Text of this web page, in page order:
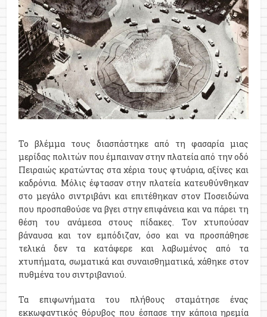
Το βλέμμα τους διασπάστηκε από τη φασαρία μιας
μερίδας πολιτών που έμπαιναν στην πλατεία από την οδό
Πειραιώς κρατώντας στα χέρια τους φτυάρια, αξίνες και
καδρόνια. Μόλις έφτασαν στην πλατεία κατευθύνθηκαν
στο μεγάλο σιντριβάνι και επιτέθηκαν στον Ποσειδώνα
που προσπαθούσε να βγει στην επιφάνεια και να πάρει τη
θέση του ανάμεσα στους πίδακες. Τον χτυπούσαν
βάναυσα και τον εμπόδιζαν, όσο και να προσπάθησε
τελικά δεν τα κατάφερε και λαβωμένος από τα
χτυπήματα, σωματικά και συναισθηματικά, χάθηκε στον
πυθμένα του σιντριβανιού.
Τα επιφωνήματα του πλήθους σταμάτησε ένας
εκκωφαντικός θόρυβος που έσπασε την κάποια ηρεμία